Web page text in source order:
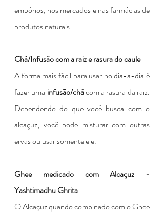
empórios, nos mercados e nas farmácias de
produtos naturais.
Chá/Infusão com a raiz e rasura do caule
A forma mais fácil para usar no dia-a-dia é
fazer uma infusão/chá com a rasura da raiz.
Dependendo do que você busca com o
alcaçuz, você pode misturar com outras
ervas ou usar somente ele.
Ghee medicado com Alcaçuz -
Yashtimadhu Ghrita
O Alcaçuz quando combinado com o Ghee